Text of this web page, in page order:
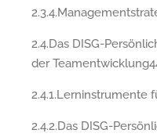
2.4.Das DISG-
der
2.4.1.Lerninstrumente
2.4.2.Das DISG-